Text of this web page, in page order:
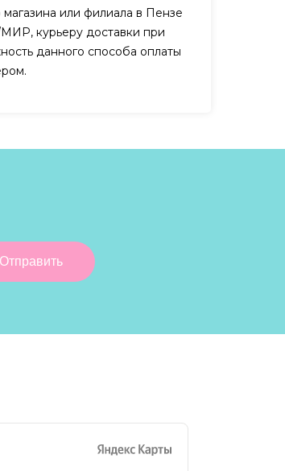
или филиала в Пензе
курьеру доставки при
данного способа оплаты
Отправить